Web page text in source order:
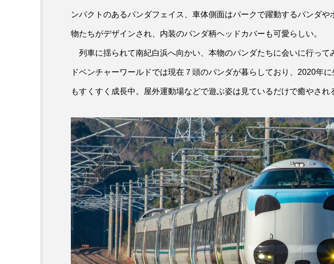
ンパクトのあるパンダフェイス、車体側面はパークで躍動するパンダや
物たちがデザインされ、内装のパンダ柄ヘッドカバーも可愛らしい。
列車に揺られて南紀白浜へ向かい、本物のパンダたちに会いに行って
ドベンチャーワールドでは現在７頭のパンダが暮らしており、2020年に
もすくすく成長中。屋外運動場などで遊ぶ姿は見ているだけで癒やされ